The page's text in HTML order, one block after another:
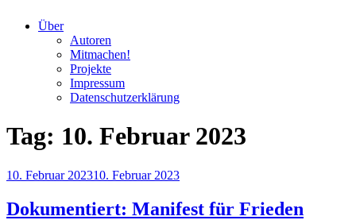
Über
Autoren
Mitmachen!
Projekte
Impressum
Datenschutzerklärung
Tag: 10. Februar 2023
Veröffentlicht
10. Februar 202310. Februar 2023
Dokumentiert: Manifest für Frieden